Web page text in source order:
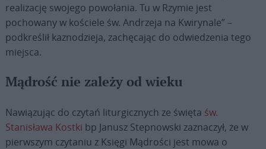
realizację swojego powołania. Tu w Rzymie jest
pochowany w kościele św. Andrzeja na Kwirynale” –
podkreślił kaznodzieja, zachęcając do odwiedzenia tego
miejsca.
Mądrość nie zależy od wieku
Nawiązując do czytań liturgicznych ze święta św.
Stanisława Kostki bp Janusz Stepnowski zaznaczył, że w
pierwszym czytaniu z Księgi Mądrości jest mowa o